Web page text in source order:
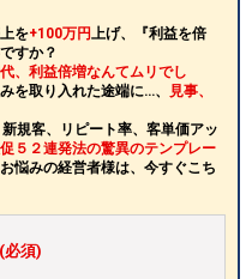
を+100万円上げ、『利益を倍
すか？
代、利益倍増なんてムリでし
を取り入れた途端に…、
見事、
規客、リピート率、客単価アッ
５２連発法の驚異のテンプレー
悩みの経営者様は、今すぐこち
(必須)